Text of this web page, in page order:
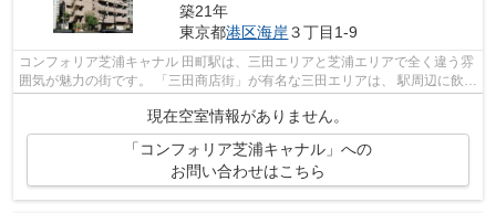
築21年
東京都港区海岸３丁目1-9
コンフォリア芝浦キャナル 田町駅は、三田エリアと芝浦エリアで全く違う雰
囲気が魅力の街です。 「三田商店街」が有名な三田エリアは、 駅周辺に飲食
店が集結しており、食事に困るこ...
現在空室情報がありません。
「コンフォリア芝浦キャナル」への
お問い合わせはこちら